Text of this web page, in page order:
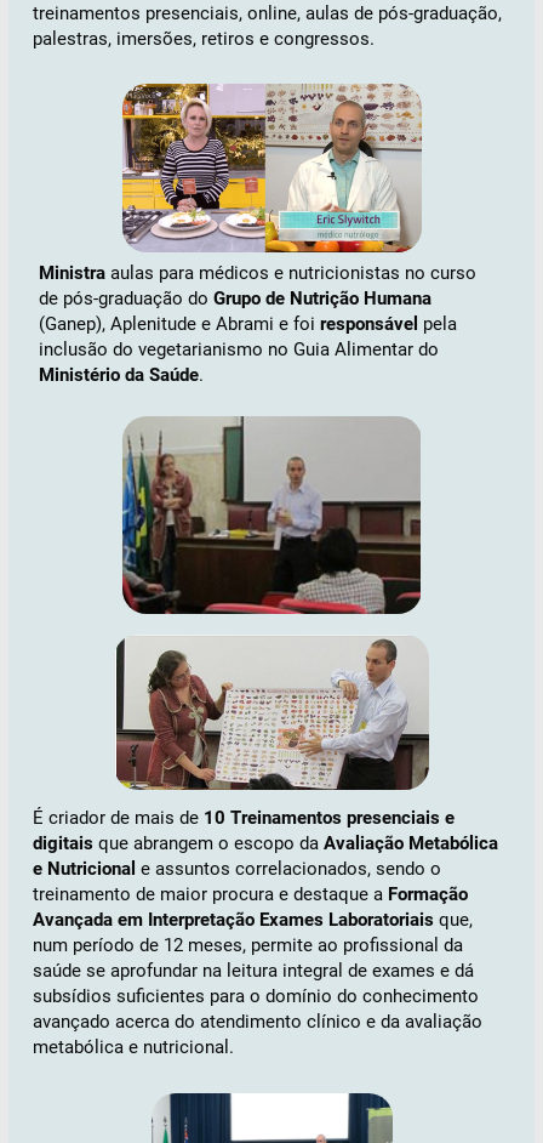
treinamentos presenciais, online, aulas de pós-graduação,
palestras, imersões, retiros e congressos.
Ministra aulas para médicos e nutricionistas no curso
de pós-graduação do Grupo de Nutrição Humana
(Ganep), Aplenitude e Abrami e foi responsável pela
inclusão do vegetarianismo no Guia Alimentar do
Ministério da Saúde.
É criador de mais de 10 Treinamentos presenciais e
digitais que abrangem o escopo da Avaliação Metabólica
e Nutricional e assuntos correlacionados, sendo o
treinamento de maior procura e destaque a Formação
Avançada em Interpretação Exames Laboratoriais que,
num período de 12 meses, permite ao profissional da
saúde se aprofundar na leitura integral de exames e dá
subsídios suficientes para o domínio do conhecimento
avançado acerca do atendimento clínico e da avaliação
metabólica e nutricional.